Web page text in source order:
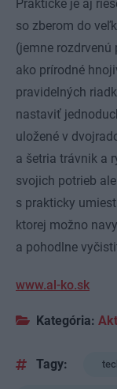
Praktické je aj
so zberom do
(jemne
ako prírodné
pravidelných
nastaviť
uložené v
a šetria trávnik a
svojich potrieb
s prakticky
ktorej možno
a pohodlne
www.al-ko.sk
Kategória:
Tagy: